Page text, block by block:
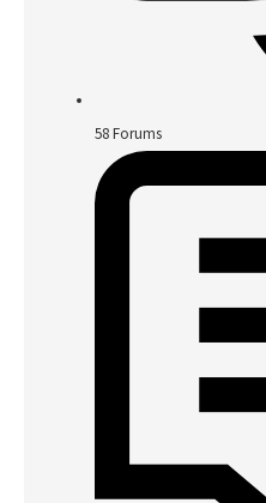
58Forums